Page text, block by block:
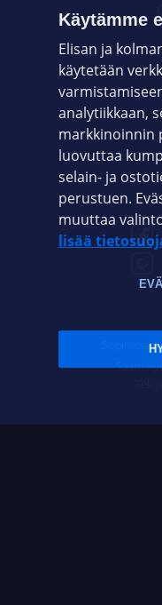
Käytämme
Elisan ja
käytetään
analytiikkaan,
markkinoinnin
luovuttaa
selain- ja
perustuen.
muuttaa
lisää